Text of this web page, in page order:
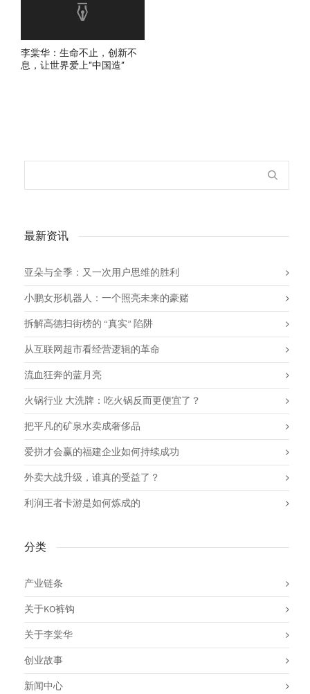
李棠华：生命不止，创新不
息，让世界爱上”中国造”
最新资讯
亚朵与全季：又一次用户思维的胜利
小鹏女形机器人：一个照亮未来的豪赌
拆解高德扫街榜的 “真实” 陷阱
从互联网超市看经营逻辑的革命
流血狂奔的蓝月亮
火锅行业 大洗牌：吃火锅反而更便宜了？
把平凡的矿泉水卖成奢侈品
爱拼才会赢的福建企业如何持续成功
外卖大战升级，谁真的受益了？
利润王者卡游是如何炼成的
分类
产业链条
关于KO裤钩
关于李棠华
创业故事
新闻中心